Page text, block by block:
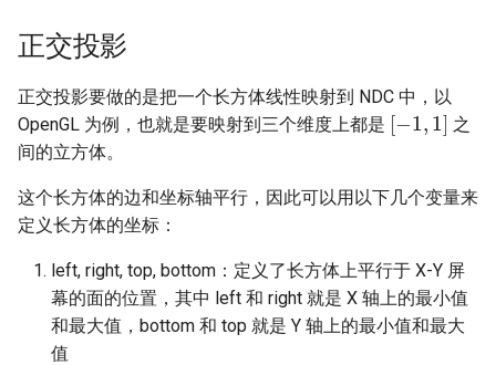
SPI (Serial Peripheral
USB Host Controller Interface
正交投影
正交投影要做的是把一个长方体线性映射到 NDC 中，以
OpenGL 为例，也就是要映射到三个维度上都是
[−1 1]
之
间的立方体。
这个长方体的边和坐标轴平行，因此可以用以下几个变量来
定义长方体的坐标：
left, right, top, bottom：定义了长方体上平行于 X-Y 屏
幕的面的位置，其中 left 和 right 就是 X 轴上的最小值
和最大值，bottom 和 top 就是 Y 轴上的最小值和最大
值